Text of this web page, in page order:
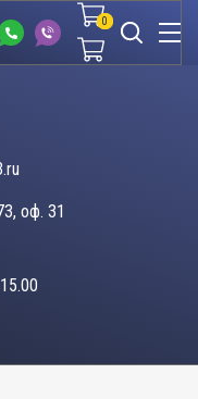
оф. 31
00